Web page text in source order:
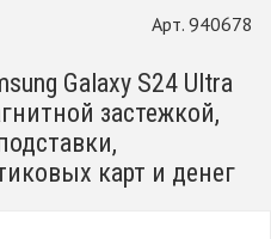
Арт. 940678
Galaxy S24 Ultra
застежкой,
карт и денег